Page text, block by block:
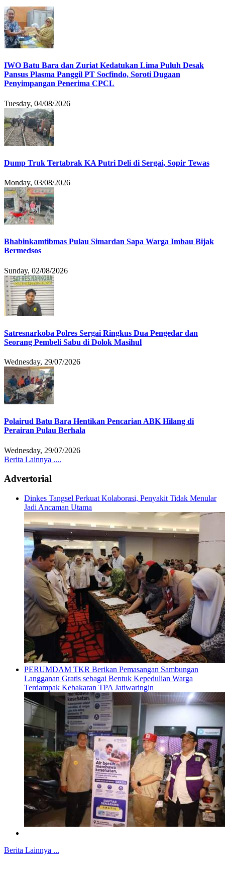
IWO Batu Bara dan Zuriat Kedatukan Lima Puluh Desak
Pansus Plasma Panggil PT Socfindo, Soroti Dugaan
Penyimpangan Penerima CPCL
Tuesday, 04/08/2026
Dump Truk Tertabrak KA Putri Deli di Sergai, Sopir Tewas
Monday, 03/08/2026
Bhabinkamtibmas Pulau Simardan Sapa Warga Imbau Bijak
Bermedsos
Sunday, 02/08/2026
Satresnarkoba Polres Sergai Ringkus Dua Pengedar dan
Seorang Pembeli Sabu di Dolok Masihul
Wednesday, 29/07/2026
Polairud Batu Bara Hentikan Pencarian ABK Hilang di
Perairan Pulau Berhala
Wednesday, 29/07/2026
Berita Lainnya ....
Advertorial
Dinkes Tangsel Perkuat Kolaborasi, Penyakit Tidak Menular
Jadi Ancaman Utama
PERUMDAM TKR Berikan Pemasangan Sambungan
Langganan Gratis sebagai Bentuk Kepedulian Warga
Terdampak Kebakaran TPA Jatiwaringin
Berita Lainnya ...